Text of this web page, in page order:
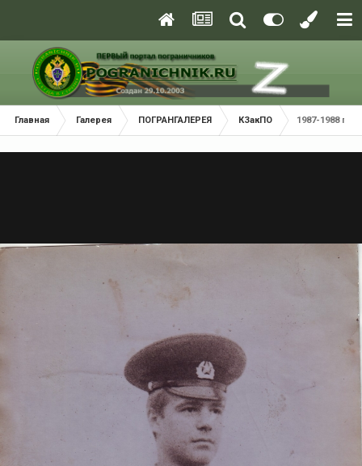
Главная Галерея ПОГРАНГАЛЕРЕЯ КЗакПО 1987-1988